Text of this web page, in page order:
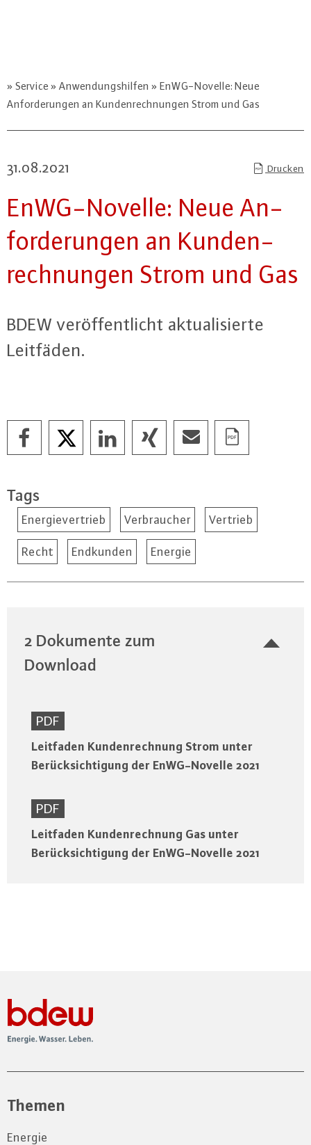
Service Anwendungshilfen
EnWG-Novelle: Neue
Anforderungen an Kundenrechnungen Strom und Gas
31.08.2021 Drucken
EnWG-No­vel­le: Neue An­
for­de­run­gen an Kun­den­
rech­nun­gen Strom und Gas
BDEW ver­öf­fent­licht ak­tua­li­sier­te
Leitfäden.
Tags
Energievertrieb Verbraucher Vertrieb
Recht Endkunden Energie
2 Dokumente zum
Download
PDF
Leitfaden Kundenrechnung Strom unter
Berücksichtigung der EnWG-Novelle 2021
PDF
Leitfaden Kundenrechnung Gas unter
Berücksichtigung der EnWG-Novelle 2021
Themen
Energie